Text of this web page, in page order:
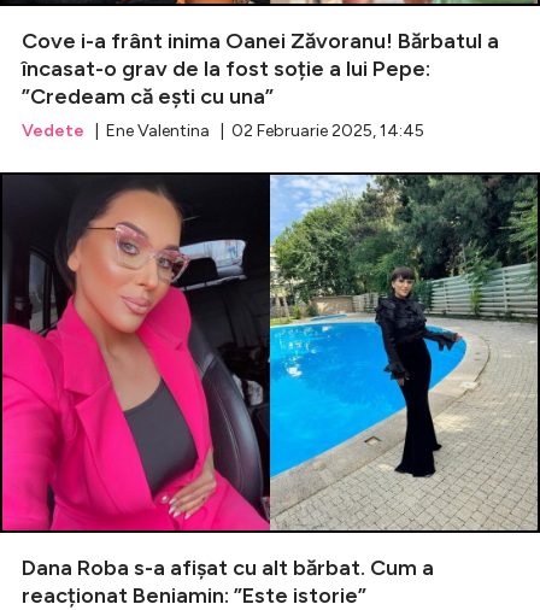
Cove i-a frânt inima Oanei Zăvoranu! Bărbatul a
încasat-o grav de la fost soție a lui Pepe:
”Credeam că ești cu una”
Vedete | Ene Valentina | 02 Februarie 2025, 14:45
Dana Roba s-a afișat cu alt bărbat. Cum a
reacționat Beniamin: ”Este istorie”